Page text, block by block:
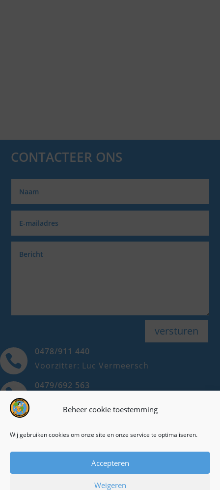
Beheer cookie toestemming
Wij gebruiken cookies om onze site en onze service te optimaliseren.
Accepteren
Weigeren
CONTACTEER ONS
versturen

0478/911 440
Voorzitter: Luc Vermeersch

0479/692 563

Secretaris: Maria Michels
Privacyverklaring